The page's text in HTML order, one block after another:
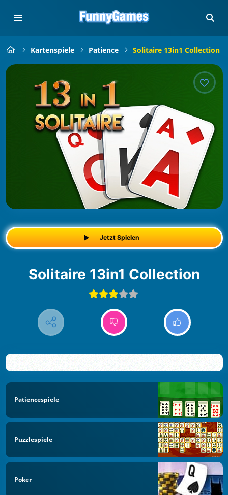
Kartenspiele Patience Solitaire 13in1 Collection
Jetzt Spielen
Solitaire 13in1 Collection
Patiencespiele
Puzzlespiele
Poker